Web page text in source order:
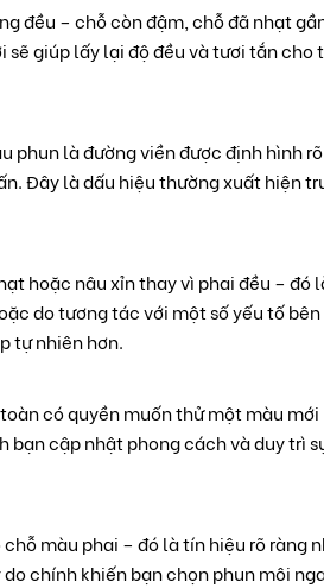
đều – chỗ còn đậm, chỗ đã nhạt
giúp lấy lại độ đều và tươi tắn cho
phun là đường viền được định hình
Đây là dấu hiệu thường xuất hiện
hoặc nâu xỉn thay vì phai đều – đó
do tương tác với một số yếu tố
tự nhiên hơn.
có quyền muốn thử một màu
cập nhật phong cách và duy trì
màu phai – đó là tín hiệu rõ ràng
chính khiến bạn chọn phun môi